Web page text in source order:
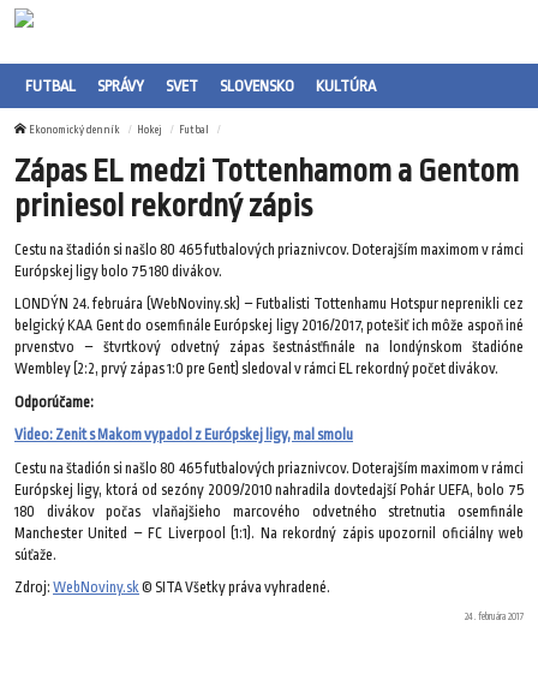
FUTBAL SPRÁVY SVET SLOVENSKO KULTÚRA
Ekonomický denník Hokej Futbal
Zápas EL medzi Tottenhamom a Gentom
priniesol rekordný zápis
Cestu na štadión si našlo 80 465 futbalových priaznivcov. Doterajším maximom v rámci
Európskej ligy bolo 75 180 divákov.
LONDÝN 24. februára (WebNoviny.sk) – Futbalisti Tottenhamu Hotspur neprenikli cez
belgický KAA Gent do osemfinále Európskej ligy 2016/2017, potešiť ich môže aspoň iné
prvenstvo – štvrtkový odvetný zápas šestnásťfinále na londýnskom štadióne
Wembley (2:2, prvý zápas 1:0 pre Gent) sledoval v rámci EL rekordný počet divákov.
Odporúčame:
Video: Zenit s Makom vypadol z Európskej ligy, mal smolu
Cestu na štadión si našlo 80 465 futbalových priaznivcov. Doterajším maximom v rámci
Európskej ligy, ktorá od sezóny 2009/2010 nahradila dovtedajší Pohár UEFA, bolo 75
180 divákov počas vlaňajšieho marcového odvetného stretnutia osemfinále
Manchester United – FC Liverpool (1:1). Na rekordný zápis upozornil oficiálny web
súťaže.
Zdroj: WebNoviny.sk© SITA Všetky práva vyhradené.
24. februára 2017